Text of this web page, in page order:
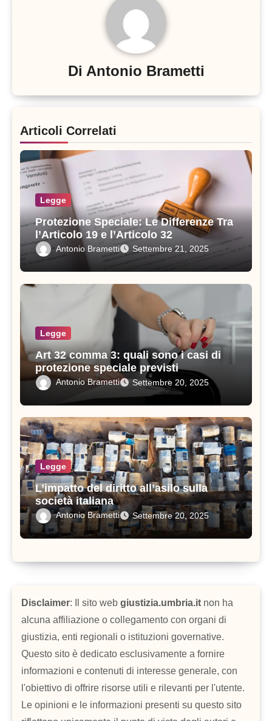
Di Antonio Brametti
Articoli Correlati
Legge
Protezione Speciale: Le Differenze Tra
l’Articolo 19 e l’Articolo 32
Antonio Brametti Settembre 21, 2025
Legge
Art 32 comma 3: quali sono i casi di
protezione speciale previsti
Antonio Brametti Settembre 20, 2025
Legge
L’impatto del diritto all’asilo sulla
società italiana
Antonio Brametti Settembre 20, 2025
Disclaimer: Il sito web giustizia.umbria.it non ha
alcuna affiliazione o collegamento con organi di
giustizia, enti regionali o istituzioni governative.
Questo sito è dedicato esclusivamente a fornire
informazioni e contenuti di interesse generale, con
l'obiettivo di offrire risorse utili e rilevanti per l'utente.
Le opinioni e le informazioni presenti su questo sito